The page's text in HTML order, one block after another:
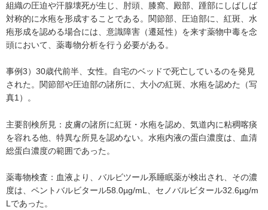
組織の圧迫や汗腺壊死が生じ、肘頭、膝窩、殿部、踵部にしばしば
対称的に水疱を形成することである。関節部、圧迫部に、紅斑、水
疱形成を認める場合には、意識障害（遷延性）を来す薬物中毒を念
頭において、薬毒物分析を行う必要がある。
事例3）30歳代前半、女性。自宅のベッドで死亡しているのを発見
された。関節部や圧迫部の諸所に、大小の紅斑、水疱を認めた（写
真1）。
主要剖検所見：皮膚の諸所に紅斑・水疱を認め、気道内に粘稠喀痰
を容れる他、特異な所見を認めない。水疱内液の蛋白濃度は、血清
総蛋白濃度の範囲であった。
薬毒物検査：血液より、バルビツール系睡眠薬が検出され、その濃
度は、ペントバルビタール58.0µg/mL、セノバルビタール32.6µg/m
Lであった。